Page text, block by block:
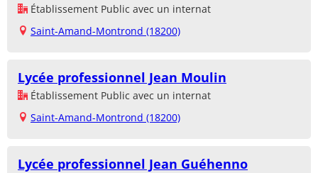
Établissement Public avec un internat
Saint-Amand-Montrond (18200)
Lycée professionnel Jean Moulin
Établissement Public avec un internat
Saint-Amand-Montrond (18200)
Lycée professionnel Jean Guéhenno